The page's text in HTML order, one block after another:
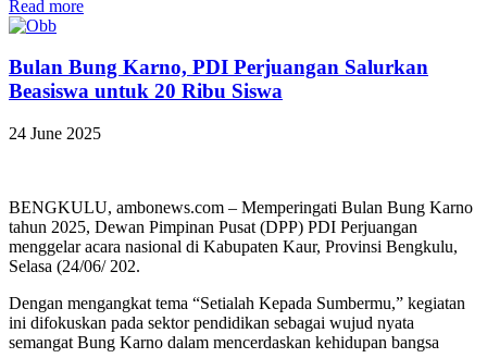
Read more
Bulan Bung Karno, PDI Perjuangan Salurkan
Beasiswa untuk 20 Ribu Siswa
24 June 2025
BENGKULU, ambonews.com – Memperingati Bulan Bung Karno
tahun 2025, Dewan Pimpinan Pusat (DPP) PDI Perjuangan
menggelar acara nasional di Kabupaten Kaur, Provinsi Bengkulu,
Selasa (24/06/ 202.
Dengan mengangkat tema “Setialah Kepada Sumbermu,” kegiatan
ini difokuskan pada sektor pendidikan sebagai wujud nyata
semangat Bung Karno dalam mencerdaskan kehidupan bangsa